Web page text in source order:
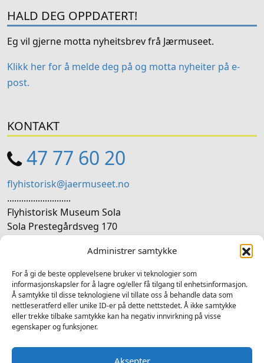
Administrer samtykke
For å gi de beste opplevelsene bruker vi teknologier som
informasjonskapsler for å lagre og/eller få tilgang til enhetsinformasjon.
Å samtykke til disse teknologiene vil tillate oss å behandle data som
nettleseratferd eller unike ID-er på dette nettstedet. Å ikke samtykke
eller trekke tilbake samtykke kan ha negativ innvirkning på visse
egenskaper og funksjoner.
Aksepter
HALD DEG OPPDATERT!
Eg vil gjerne motta nyheitsbrev frå Jærmuseet.
Klikk her for å melde deg på og motta nyheiter på e-
post.
KONTAKT
47 77 60 20
flyhistorisk@jaermuseet.no
...........................
Flyhistorisk Museum Sola
Sola Prestegårdsveg 170
SOSIALE MEDIER
Følg oss på sosiale medium for nyheiter og tilbod
FacebookInstagram